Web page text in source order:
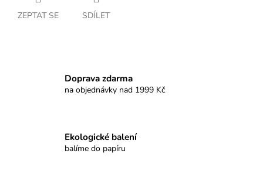
ZEPTAT SE SDÍLET
Doprava zdarma
na objednávky nad 1999 Kč
Ekologické balení
balíme do papíru